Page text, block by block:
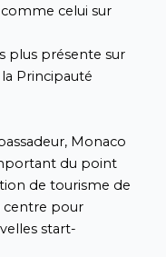
celui sur
plus présente sur
Principauté
Monaco
du point
de tourisme de
centre pour
start-